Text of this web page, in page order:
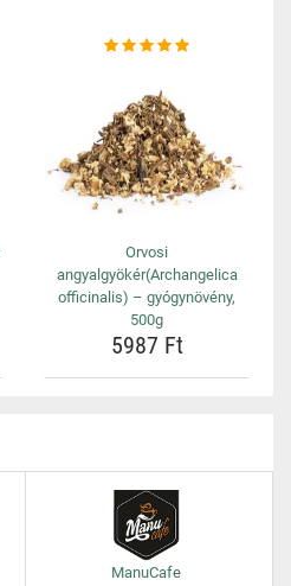
Orvosi
angyalgyökér(Archangelica
officinalis) – gyógynövény,
500g
5987 Ft
ManuCafe